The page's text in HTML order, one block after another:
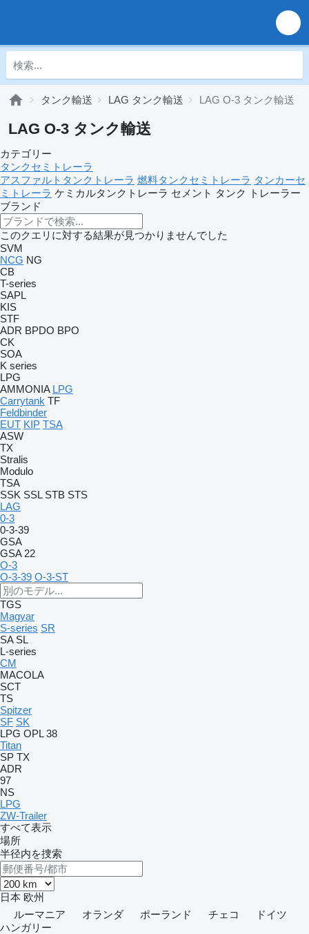
タンク輸送 LAG タンク輸送 LAG O-3 タンク輸送
LAG O-3 タンク輸送
カテゴリー
タンクセミトレーラ
アスファルトタンクトレーラ 燃料タンクセミトレーラ タンカーセ
ミトレーラ ケミカルタンクトレーラ セメント タンク トレーラー
ブランド
このクエリに対する結果が見つかりませんでした
SVM
NCG NG
CB
T-series
SAPL
KIS
STF
ADR BPDO BPO
CK
SOA
K series
LPG
AMMONIA LPG
Carrytank TF
Feldbinder
EUT KIP TSA
ASW
TX
Stralis
Modulo
TSA
SSK SSL STB STS
LAG
0-3
0-3-39
GSA
GSA 22
O-3
O-3-39 O-3-ST
TGS
Magyar
S-series SR
SA SL
L-series
CM
MACOLA
SCT
TS
Spitzer
SF SK
LPG OPL 38
Titan
SP TX
ADR
97
NS
LPG
ZW-Trailer
すべて表示
場所
半径内を捜索
日本 欧州
ルーマニア
オランダ ポーランド チェコ
ドイツ
ハンガリー